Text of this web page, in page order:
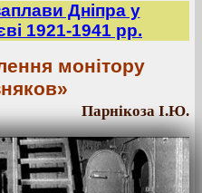
Дніпра у
1921-1941 рр.
монітору
Парнікоза І.Ю.